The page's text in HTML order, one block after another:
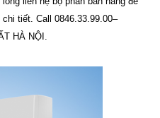
tiết. Call 0846.33.99.00–
HÀ NỘI.